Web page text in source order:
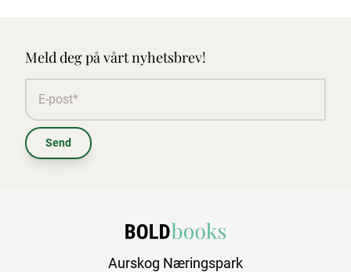
Meld deg på vårt nyhetsbrev!
Send
Aurskog Næringspark